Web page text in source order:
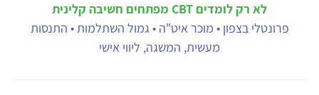
לא רק לומדים CBT מפתחים חשיבה קלינית
פרונטלי בצפון • מוכר איט"ה • גמול השתלמות • התנסות
מעשית, המשגה, ליווי אישי